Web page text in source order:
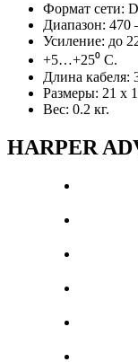
Формат сети:
Диапазон: 470
Усиление: до
+5…+25⁰ С.
Длина кабеля:
Размеры: 21 х
Вес: 0.2 кг.
HARPER